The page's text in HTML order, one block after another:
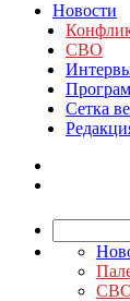
Новости
СВО
Сетка